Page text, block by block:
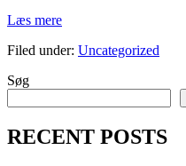
Læs mereIntensitetsteknikker
Filed under: Uncategorized
Søg
RECENT POSTS